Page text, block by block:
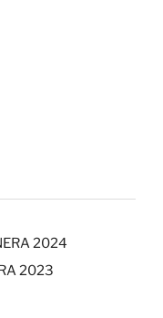
2024
2023